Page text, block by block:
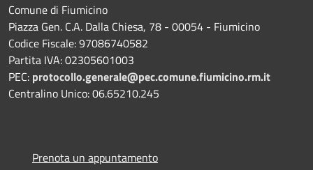
Comune di Fiumicino
Piazza Gen. C.A. Dalla Chiesa, 78 - 00054 - Fiumicino
Codice Fiscale: 97086740582
Partita IVA: 02305601003
PEC: protocollo.generale@pec.comune.fiumicino.rm.it
Centralino Unico: 06.65210.245
Prenota un appuntamento